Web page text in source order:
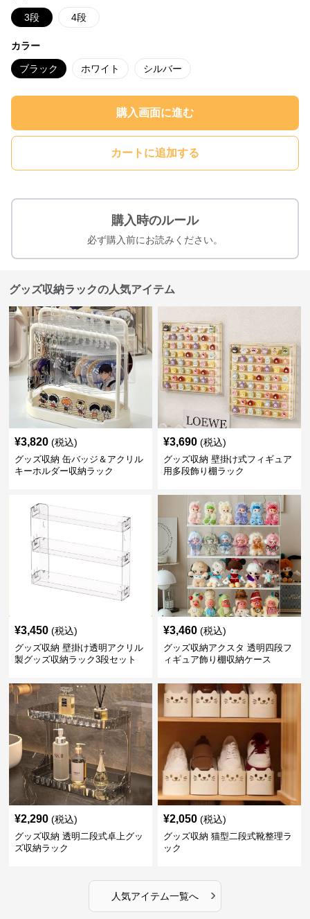
3段 4段
カラー
ブラック ホワイト シルバー
購入画面に進む
カートに追加する
購入時のルール
必ず購入前にお読みください。
グッズ収納ラックの人気アイテム
¥3,820 (税込)
グッズ収納 缶バッジ＆アクリル
キーホルダー収納ラック
¥3,690 (税込)
グッズ収納 壁掛け式フィギュア
用多段飾り棚ラック
¥3,450 (税込)
グッズ収納 壁掛け透明アクリル
製グッズ収納ラック3段セット
¥3,460 (税込)
グッズ収納アクスタ 透明四段フ
ィギュア飾り棚収納ケース
¥2,290 (税込)
グッズ収納 透明二段式卓上グッ
ズ収納ラック
¥2,050 (税込)
グッズ収納 猫型二段式靴整理ラ
ック
人気アイテム一覧へ ›